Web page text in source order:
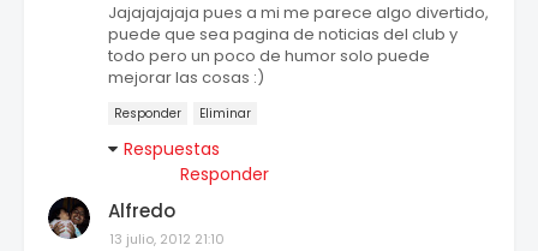
Jajajajajaja pues a mi me parece algo divertido,
puede que sea pagina de noticias del club y
todo pero un poco de humor solo puede
mejorar las cosas :)
Responder Eliminar
Respuestas
Responder
Alfredo
13 julio, 2012 21:10